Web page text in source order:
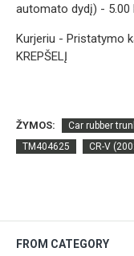
automato dydį) - 5.00
Kurjeriu - Pristatymo
KREPŠELĮ
ŽYMOS:
Car rubber
TM404625
CR-V
FROM CATEGORY